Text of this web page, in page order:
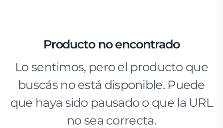
Producto no encontrado
Lo sentimos, pero el producto que
buscás no está disponible. Puede
que haya sido pausado o que la URL
no sea correcta.